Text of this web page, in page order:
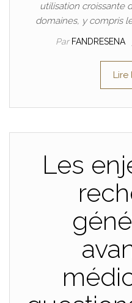
utilisation croissante
domaines, y compris
Par FANDRESENA
Lire
Les